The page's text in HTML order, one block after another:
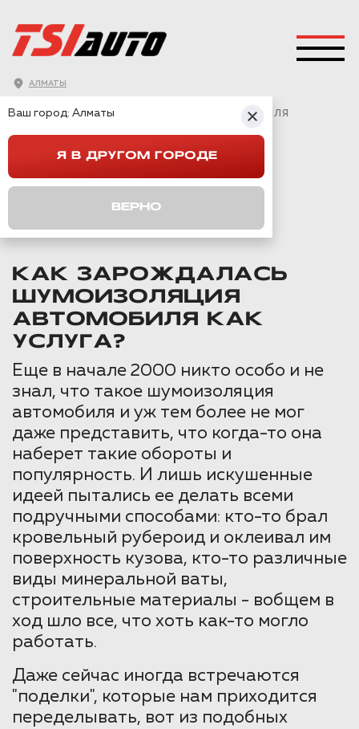
АЛМАТЫ
ЗАЧЕМ ДЕЛАТЬ ШУМОИЗОЛЯЦИЮ АВТОМОБИЛЯ
ШУМОИЗОЛЯЦИЮ
КАК ЗАРОЖДАЛАСЬ
ШУМОИЗОЛЯЦИЯ
АВТОМОБИЛЯ КАК
УСЛУГА?
Еще в начале 2000 никто особо и не
знал, что такое шумоизоляция
автомобиля и уж тем более не мог
даже представить, что когда-то она
наберет такие обороты и
популярность. И лишь искушенные
идеей пытались ее делать всеми
подручными способами: кто-то брал
кровельный рубероид и оклеивал им
поверхность кузова, кто-то различные
виды минеральной ваты,
строительные материалы - вобщем в
ход шло все, что хоть как-то могло
работать.
Даже сейчас иногда встречаются
"поделки", которые нам приходится
переделывать, вот из подобных
Ваш город: Алматы
Я В ДРУГОМ ГОРОДЕ
ВЕРНО